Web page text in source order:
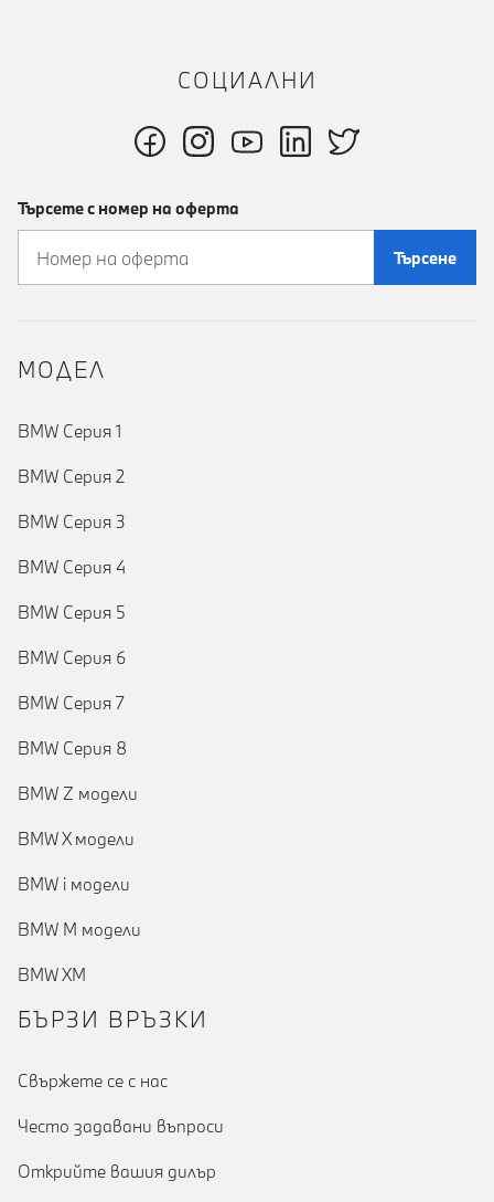
СОЦИАЛНИ
Търсете с номер на оферта
Търсене
MOДЕЛ
BMW Серия 1
BMW Серия 2
BMW Серия 3
BMW Серия 4
BMW Серия 5
BMW Серия 6
BMW Серия 7
BMW Серия 8
BMW Z модели
BMW X модели
BMW i модели
BMW M модели
BMW XM
БЪРЗИ ВРЪЗКИ
Cвържете се с нас
Често задавани въпроси
Открийте вашия дилър